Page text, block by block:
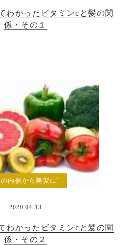
わかったビタミンcと髪の関
係・その１
内側から美髪に`
2020.04.13
わかったビタミンcと髪の関
係・その２